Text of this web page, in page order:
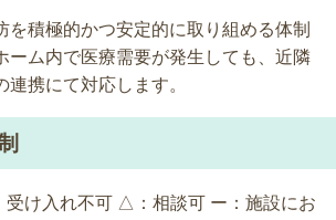
を積極的かつ安定的に取り組める体制
ーム内で医療需要が発生しても、近隣
携にて対応します。
け入れ不可 △：相談可 ー：施設にお